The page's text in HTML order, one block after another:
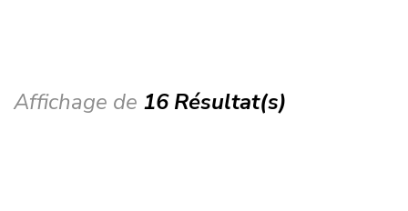
Affichage de 16 Résultat(s)